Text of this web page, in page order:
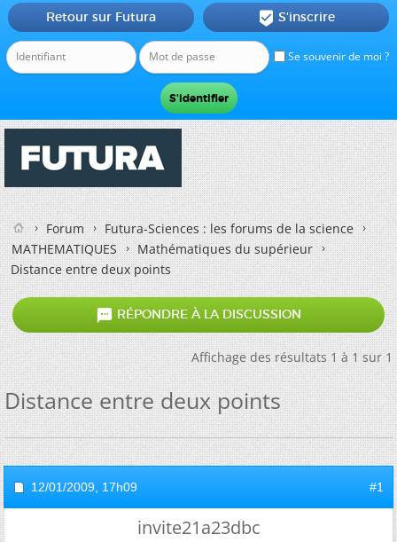
Se souvenir de moi ?
Retour sur Futura  S'inscrire
Forum
Futura-Sciences : les forums de la science
MATHEMATIQUES
Mathématiques du supérieur
Distance entre deux points
 RÉPONDRE À LA DISCUSSION
Affichage des résultats 1 à 1 sur 1
Distance entre deux points
12/01/2009, 17h09 #1
invite21a23dbc